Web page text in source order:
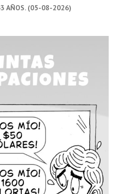
AÑOS. (05-08-2026)